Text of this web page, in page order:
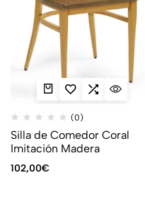
(0)
Silla de Comedor Coral
Imitación Madera
102,00€